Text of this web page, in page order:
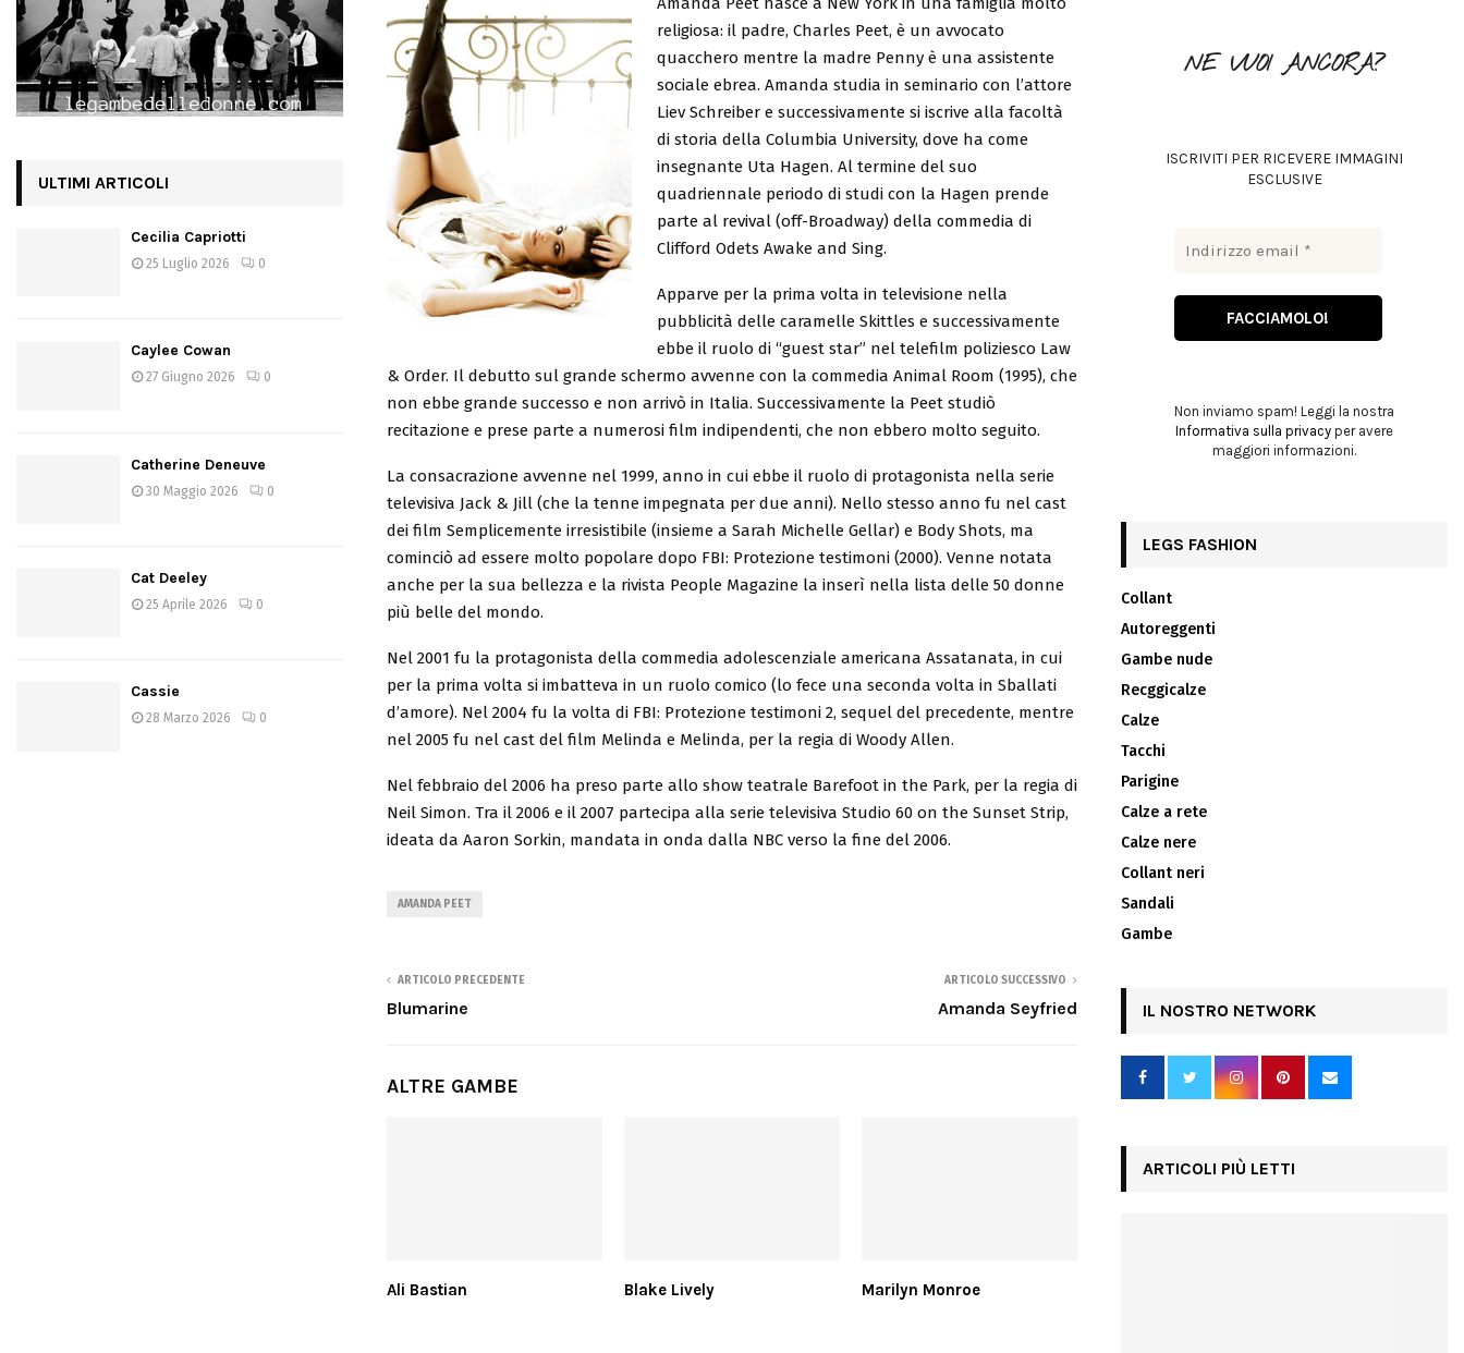
religiosa: il padre, Charles Peet, è un avvocato
quacchero mentre la madre Penny è una assistente
sociale ebrea. Amanda studia in seminario con l’attore
Liev Schreiber e successivamente si iscrive alla facoltà
di storia della Columbia University, dove ha come
insegnante Uta Hagen. Al termine del suo
quadriennale periodo di studi con la Hagen prende
parte al revival (off-Broadway) della commedia di
Clifford Odets Awake and Sing.
Apparve per la prima volta in televisione nella
pubblicità delle caramelle Skittles e successivamente
ebbe il ruolo di “guest star” nel telefilm poliziesco Law
& Order. Il debutto sul grande schermo avvenne con la commedia Animal Room (1995), che
non ebbe grande successo e non arrivò in Italia. Successivamente la Peet studiò
recitazione e prese parte a numerosi film indipendenti, che non ebbero molto seguito.
La consacrazione avvenne nel 1999, anno in cui ebbe il ruolo di protagonista nella serie
televisiva Jack & Jill (che la tenne impegnata per due anni). Nello stesso anno fu nel cast
dei film Semplicemente irresistibile (insieme a Sarah Michelle Gellar) e Body Shots, ma
cominciò ad essere molto popolare dopo FBI: Protezione testimoni (2000). Venne notata
anche per la sua bellezza e la rivista People Magazine la inserì nella lista delle 50 donne
più belle del mondo.
Nel 2001 fu la protagonista della commedia adolescenziale americana Assatanata, in cui
per la prima volta si imbatteva in un ruolo comico (lo fece una seconda volta in Sballati
d’amore). Nel 2004 fu la volta di FBI: Protezione testimoni 2, sequel del precedente, mentre
nel 2005 fu nel cast del film Melinda e Melinda, per la regia di Woody Allen.
Nel febbraio del 2006 ha preso parte allo show teatrale Barefoot in the Park, per la regia di
Neil Simon. Tra il 2006 e il 2007 partecipa alla serie televisiva Studio 60 on the Sunset Strip,
ideata da Aaron Sorkin, mandata in onda dalla NBC verso la fine del 2006.
AMANDA PEET
ARTICOLO PRECEDENTE
Blumarine
ARTICOLO SUCCESSIVO
Amanda Seyfried
ALTRE GAMBE
Ali Bastian Blake Lively Marilyn Monroe
ULTIMI ARTICOLI
Cecilia Capriotti
25 Luglio 2026 0
Caylee Cowan
27 Giugno 2026 0
Catherine Deneuve
30 Maggio 2026 0
Cat Deeley
25 Aprile 2026 0
Cassie
28 Marzo 2026 0
NE VUOI ANCORA?
ISCRIVITI PER RICEVERE IMMAGINI
ESCLUSIVE
Non inviamo spam! Leggi la nostra
Informativa sulla privacy per avere
maggiori informazioni.
LEGS FASHION
Collant
Autoreggenti
Gambe nude
Recggicalze
Calze
Tacchi
Parigine
Calze a rete
Calze nere
Collant neri
Sandali
Gambe
IL NOSTRO NETWORK
ARTICOLI PIÙ LETTI